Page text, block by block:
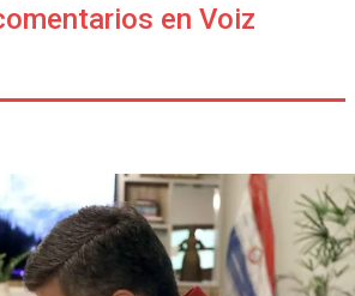
en Voiz